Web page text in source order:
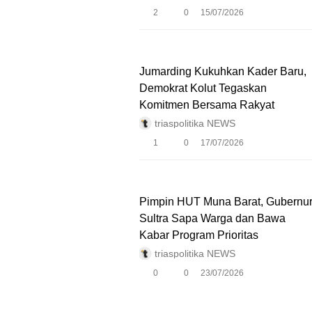
2 0 15/07/2026
Jumarding Kukuhkan Kader Baru,
Demokrat Kolut Tegaskan
Komitmen Bersama Rakyat
triaspolitika NEWS
1 0 17/07/2026
Pimpin HUT Muna Barat, Gubernur
Sultra Sapa Warga dan Bawa
Kabar Program Prioritas
triaspolitika NEWS
0 0 23/07/2026